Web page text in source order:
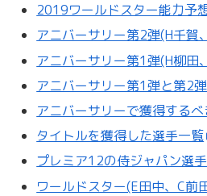
2019ワールドスター能力予
アニバーサリー第2弾(H千賀
アニバーサリー第1弾(H柳田
アニバーサリー第1弾と第2
アニバーサリーで獲得するべ
タイトルを獲得した選手一覧
プレミア12の侍ジャパン選
ワールドスター(E田中、C前